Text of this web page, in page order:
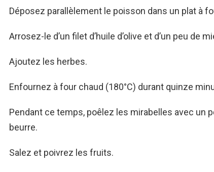
Déposez parallèlement le poisson dans un plat à
Arrosez-le d’un filet d’huile d’olive et d’un peu de
Ajoutez les herbes.
Enfournez à four chaud (180°C) durant quinze
Pendant ce temps, poêlez les mirabelles avec un
beurre.
Salez et poivrez les fruits.